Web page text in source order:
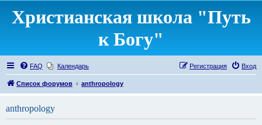
Христианская школа "Путь
к Богу"
FAQ Календарь Вход
Регистрация
Список форумов anthropology
anthropology